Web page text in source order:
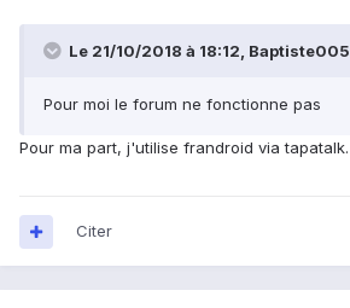
Le 21/10/2018 à 18:12, Baptiste005
Pour moi le forum ne fonctionne pas
Pour ma part, j'utilise frandroid via tapatalk.
Citer